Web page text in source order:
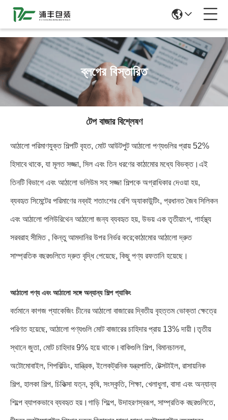
ব্লগের বিস্তারিত
টেপ বাজার বিশ্লেষণ
আঠালো পরিমাণযুক্ত শিল্পটি বৃহত, মোট আউটপুট আঠালো পণ্যগুলির প্রায় 52%
হিসাবে থাকে, যা মূলত সজ্জা, সিল এবং তিন ধরণের কাঠামোর মধ্যে বিভক্ত।এই
তিনটি বিভাগে এবং আঠালো ভলিউম সহ সজ্জা শিল্পকে অগ্রাধিকার দেওয়া হয়,
ব্যবহৃত সিমেন্টের পরিমাণের নব্বই শতাংশের বেশি অ্যাকাউন্টিং, প্রধানত জৈব সিলিকন
এবং আঠালো পলিউরিথেন আঠালো জন্য ব্যবহৃত হয়, উভয় এক তৃতীয়াংশ, গার্হস্থ্য
সরবরাহ সীমিত , কিন্তু আমদানির উপর নির্ভর করে;কাঠামোর আঠালো দ্রুত
সাম্প্রতিক বছরগুলিতে দ্রুত বৃদ্ধি পেয়েছে, কিছু পণ্য রফতানি হয়েছে।
আঠালো পণ্য এবং আঠালো সঙ্গে অন্যান্য শিল্প প্যাকিং
বর্তমানে কাগজ প্যাকেজিং চীনের আঠালো বাজারের দ্বিতীয় বৃহত্তম ভোক্তা ক্ষেত্রে
পরিণত হয়েছে, আঠালো পণ্যগুলি মোট বাজারের চাহিদার প্রায় 13% দায়ী।তৃতীয়
স্থানে জুতা, মোট চাহিদার 9% হয়ে থাকে।বাকিগুলি শিল্প, বিমানচালনা,
অটোমোবাইল, শিপবিল্ডিং, যান্ত্রিক, ইলেকট্রনিক যন্ত্রপাতি, টেক্সটাইল, রাসায়নিক
শিল্প, হালকা শিল্প, চিকিত্সা যত্ন, কৃষি, সংস্কৃতি, শিক্ষা, খেলাধুলা, বাসা এবং অন্যান্য
শিল্পে ব্যাপকভাবে ব্যবহৃত হয়।গাড়ি শিল্পে, উদাহরণস্বরূপ, সাম্প্রতিক বছরগুলিতে,